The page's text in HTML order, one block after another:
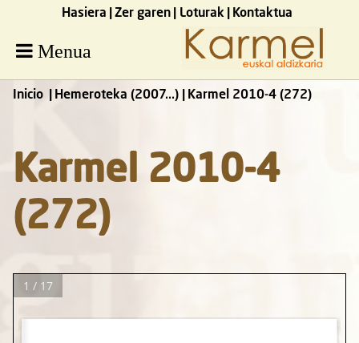
Hasiera Zer garen Loturak Kontaktua
Menua
Inicio Hemeroteka (2007...) Karmel 2010-4 (272)
Karmel 2010-4
(272)
1 / 17